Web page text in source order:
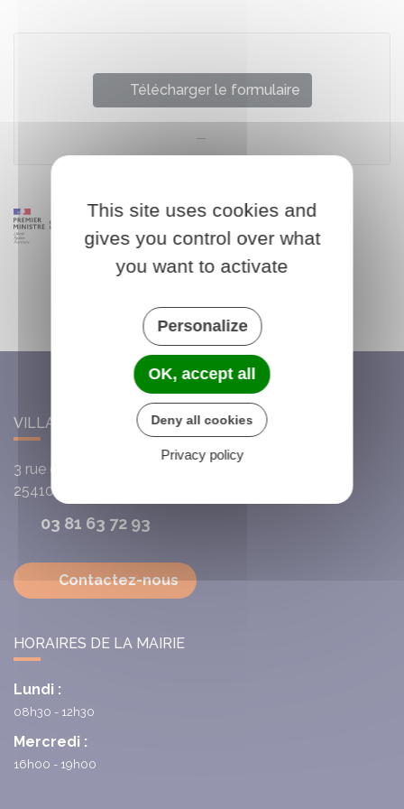
Télécharger le formulaire
VILLARS-SAINT-GEORGES
3 rue de l'Église
25410
03 81 63 72 93
Contactez-nous
HORAIRES DE LA MAIRIE
Lundi :
08h30 - 12h30
Mercredi :
16h00 - 19h00
This site uses cookies and
gives you control over what
you want to activate
Personalize
OK, accept all
Deny all cookies
Privacy policy